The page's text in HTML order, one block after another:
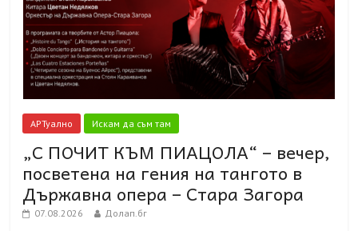
АРТуално Искам да съм там
„С ПОЧИТ КЪМ ПИАЦОЛА“ – вечер,
посветена на гения на тангото в
Държавна опера – Стара Загора
07.08.2026 Долап.бг